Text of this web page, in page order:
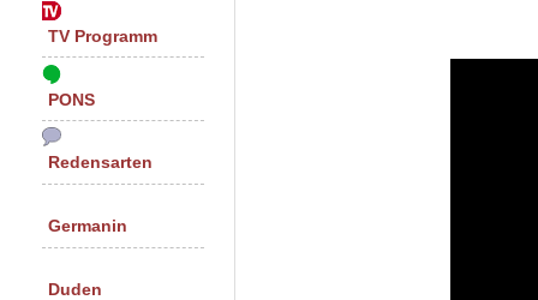
TV Programm
PONS
Redensarten
Germanin
Duden